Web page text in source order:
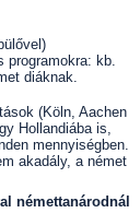
programokra: kb.
diáknak.
(Köln, Aachen
Hollandiába is,
mennyiségben.
akadály, a német
némettanárodnál